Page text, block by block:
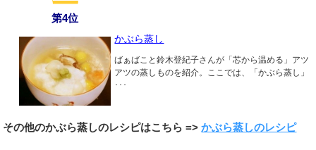
第4位
かぶら蒸し
ばぁばこと鈴木登紀子さんが「芯から温める」アツ
アツの蒸しものを紹介。ここでは、「かぶら蒸し」
･･･
その他のかぶら蒸しのレシピはこちら =>かぶら蒸しのレシピ